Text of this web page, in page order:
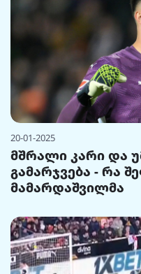
20-01-2025
მშრალი კარი და
გამარჯვება - რა
მამარდაშვილმა